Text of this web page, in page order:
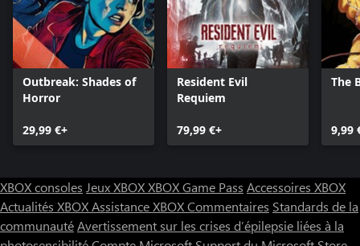
Outbreak: Shades of
Horror
29,99 €+
Resident Evil
Requiem
79,99 €+
The
9,99
XBOX consoles Jeux XBOXXBOX Game Pass Accessoires XBOX
Actualités XBOXAssistance XBOXCommentaires Standards de la
communautéAvertissement sur les crises d’épilepsie liées à la